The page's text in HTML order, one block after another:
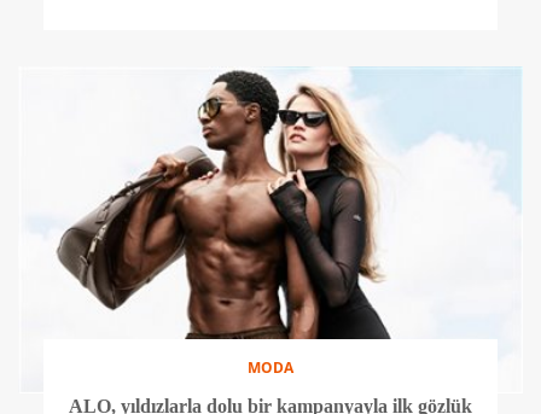
MODA
ALO, yıldızlarla dolu bir kampanyayla ilk gözlük